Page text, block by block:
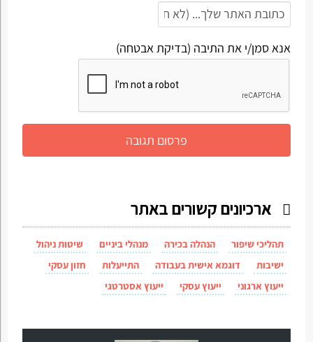
אנא סמן/י את התיבה (בדיקת אבטחה)
ארכיונים קשורים באתר
תהליכי שיפור הנהלה בכירה מנהלי ביניים
שיטות ניהול
ישיבות
דוגמא אישית בעבודה התייעלות
חזון עסקי
ייעוץ ארגוני
ייעוץ עסקי ייעוץ אסטרטגי